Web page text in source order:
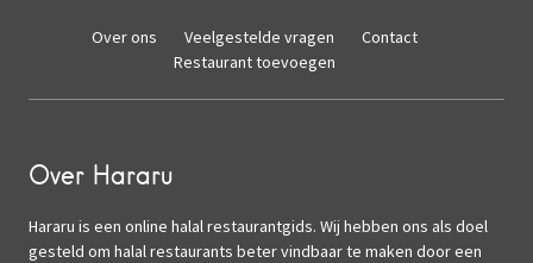
Over ons Veelgestelde vragen
Contact
Restaurant toevoegen
Over Hararu
Hararu is een online halal restaurantgids. Wij hebben ons als doel
gesteld om halal restaurants beter vindbaar te maken door een